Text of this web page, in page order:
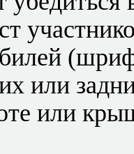
или
или